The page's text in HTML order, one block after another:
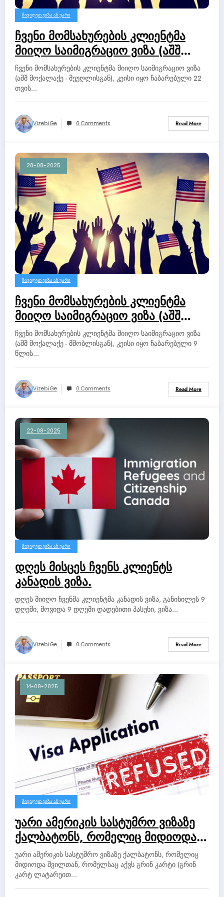
ᲛᲘᲕᲘᲦᲔᲗ ᲕᲘᲖᲐ ᲐᲜ ᲣᲐᲠᲘ
ჩვენი მომსახურების კლიენტმა
მიიღო საიმიგრაციო ვიზა (აშშ
მოქალაქე – მეუღლისგან).
ჩვენი მომსახურების კლიენტმა მიიღო საიმიგრაციო ვიზა
(აშშ მოქალაქე - მეუღლისგან), კეისი იყო ჩაბარებული 22
თვის…
Vizebi.ge 0 Comments Read More
28-08-2025
ᲛᲘᲕᲘᲦᲔᲗ ᲕᲘᲖᲐ ᲐᲜ ᲣᲐᲠᲘ
ჩვენი მომსახურების კლიენტმა
მიიღო საიმიგრაციო ვიზა (აშშ
მოქალაქე – მშობლისგან).
ჩვენი მომსახურების კლიენტმა მიიღო საიმიგრაციო ვიზა
(აშშ მოქალაქე - მშობლისგან), კეისი იყო ჩაბარებული 9
წლის…
Vizebi.ge 0 Comments Read More
22-08-2025
ᲛᲘᲕᲘᲦᲔᲗ ᲕᲘᲖᲐ ᲐᲜ ᲣᲐᲠᲘ
დღეს მისცეს ჩვენს კლიენტს
კანადის ვიზა.
დღეს მიიღო ჩვენმა კლიენტმა კანადის ვიზა, განიხილეს 9
დღეში, მოვიდა 9 დღეში დადებითი პასუხი, ვიზა…
Vizebi.ge 0 Comments Read More
14-08-2025
ᲛᲘᲕᲘᲦᲔᲗ ᲕᲘᲖᲐ ᲐᲜ ᲣᲐᲠᲘ
უარი ამერიკის სასტუმრო ვიზაზე
ქალბატონს, რომელიც მიდიოდა
შვილთან, რომელსაც აქვს გრინ
კარტი (გრინ კარტ ლატარეით
მოგებული).
უარი ამერიკის სასტუმრო ვიზაზე ქალბატონს, რომელიც
მიდიოდა შვილთან, რომელსაც აქვს გრინ კარტი (გრინ
კარტ ლატარეით…